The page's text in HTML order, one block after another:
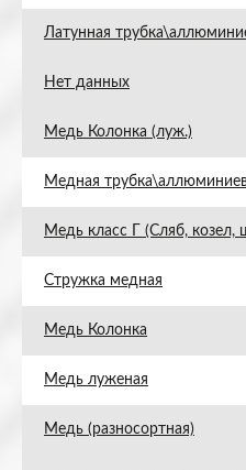
Латунная
Нет данных
Медь Колонка (луж.)
Медная
Медь класс Г (Сляб, козел,
Стружка медная
Медь Колонка
Медь луженая
Медь (разносортная)